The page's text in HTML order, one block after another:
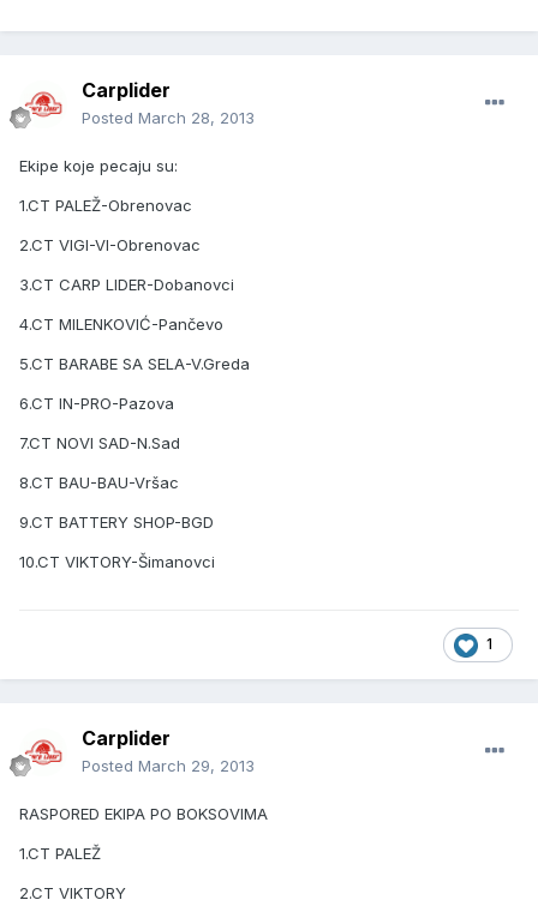
Carplider
Posted March 28, 2013
Ekipe koje pecaju su:
1.CT PALEŽ-Obrenovac
2.CT VIGI-VI-Obrenovac
3.CT CARP LIDER-Dobanovci
4.CT MILENKOVIĆ-Pančevo
5.CT BARABE SA SELA-V.Greda
6.CT IN-PRO-Pazova
7.CT NOVI SAD-N.Sad
8.CT BAU-BAU-Vršac
9.CT BATTERY SHOP-BGD
10.CT VIKTORY-Šimanovci
1
Carplider
Posted March 29, 2013
RASPORED EKIPA PO BOKSOVIMA
1.CT PALEŽ
2.CT VIKTORY